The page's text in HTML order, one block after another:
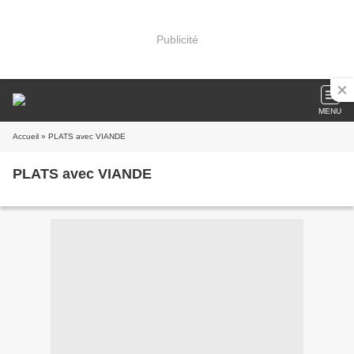
Publicité
MENU
Accueil » PLATS avec VIANDE
PLATS avec VIANDE